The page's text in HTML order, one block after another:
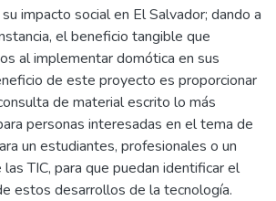
impacto social en El Salvador; dando a
el beneficio tangible que
al implementar domótica en sus
de este proyecto es proporcionar
de material escrito lo más
personas interesadas en el tema de
un estudiantes, profesionales o un
TIC, para que puedan identificar el
estos desarrollos de la tecnología.